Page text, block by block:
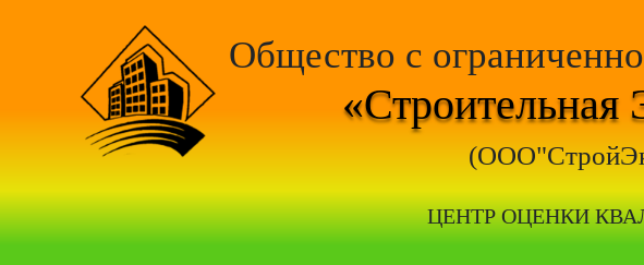
Общество с
«Строительная
ЦЕНТР ОЦЕНКИ